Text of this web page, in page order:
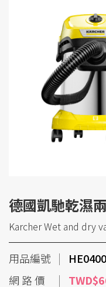
德國凱馳乾濕
Karcher Wet and dry
用品編號
HE0400
網 路 價